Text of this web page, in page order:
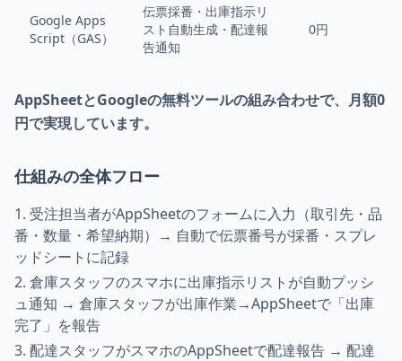
Google Apps
Script（GAS）
伝票採番・出庫指示リ
スト自動生成・配達報
告通知
0円
AppSheetとGoogleの無料ツールの組み合わせで、月額0
円で実現しています。
仕組みの全体フロー
受注担当者がAppSheetのフォームに入力（取引先・品
番・数量・希望納期）→ 自動で伝票番号が採番・スプレ
ッドシートに記録
倉庫スタッフのスマホに出庫指示リストが自動プッシ
ュ通知 → 倉庫スタッフが出庫作業→AppSheetで「出庫
完了」を報告
配達スタッフがスマホのAppSheetで配達報告 → 配達